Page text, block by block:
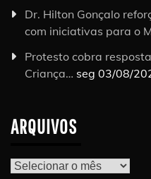
Dr. Hilton Gonçalo
com iniciativas para o
Protesto cobra
Criança… seg 03/08/
ARQUIVOS
Arquivos